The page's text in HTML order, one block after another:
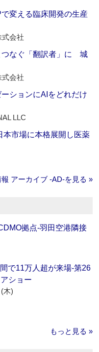
変える臨床開発の生産
会社
つなぐ「翻訳者」に 城
会社
ションにAIをどれだけ
LLC
本市場に本格展開し医薬
アーカイブ ‐AD‐を見る »
拠点‐羽田空港隣接
で11万人超が来場‐第26
ショー
木)
もっと見る »